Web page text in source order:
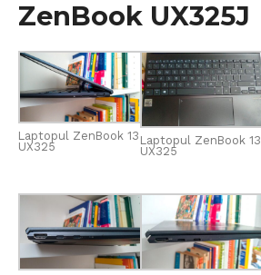
ZenBook UX325J
Laptopul ZenBook 13
UX325
Laptopul ZenBook 13
UX325